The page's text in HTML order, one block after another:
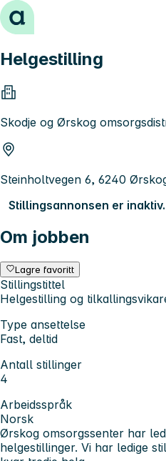
Hopp til innhold
Helgestilling
Skodje og Ørskog
Steinholtvegen 6, 6240
Stillingsannonsen er inaktiv.
Om jobben
Lagre favoritt
Stillingstittel
Helgestilling og
Type ansettelse
Fast, deltid
Antall stillinger
4
Arbeidsspråk
Norsk
Ørskog omsorgssenter har
helgestillinger. Vi har ledige